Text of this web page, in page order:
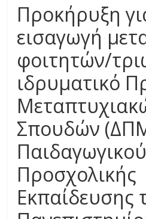
Προκήρυξη
εισαγωγή
φοιτητών/
ιδρυματικό
Σπουδών
Προσχολικής
Εκπαίδευσης